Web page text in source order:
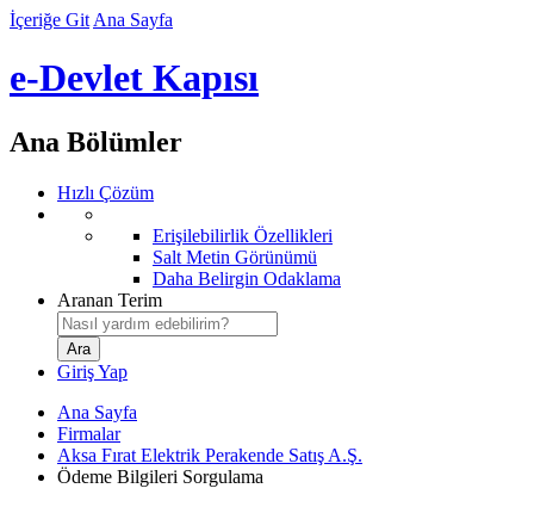
İçeriğe Git Ana Sayfa
e-Devlet Kapısı
Ana Bölümler
Hızlı Çözüm
Erişilebilirlik Özellikleri
Salt Metin Görünümü
Daha Belirgin Odaklama
Aranan Terim
Giriş Yap
Ana Sayfa
Firmalar
Aksa Fırat Elektrik Perakende Satış A.Ş.
Ödeme Bilgileri Sorgulama